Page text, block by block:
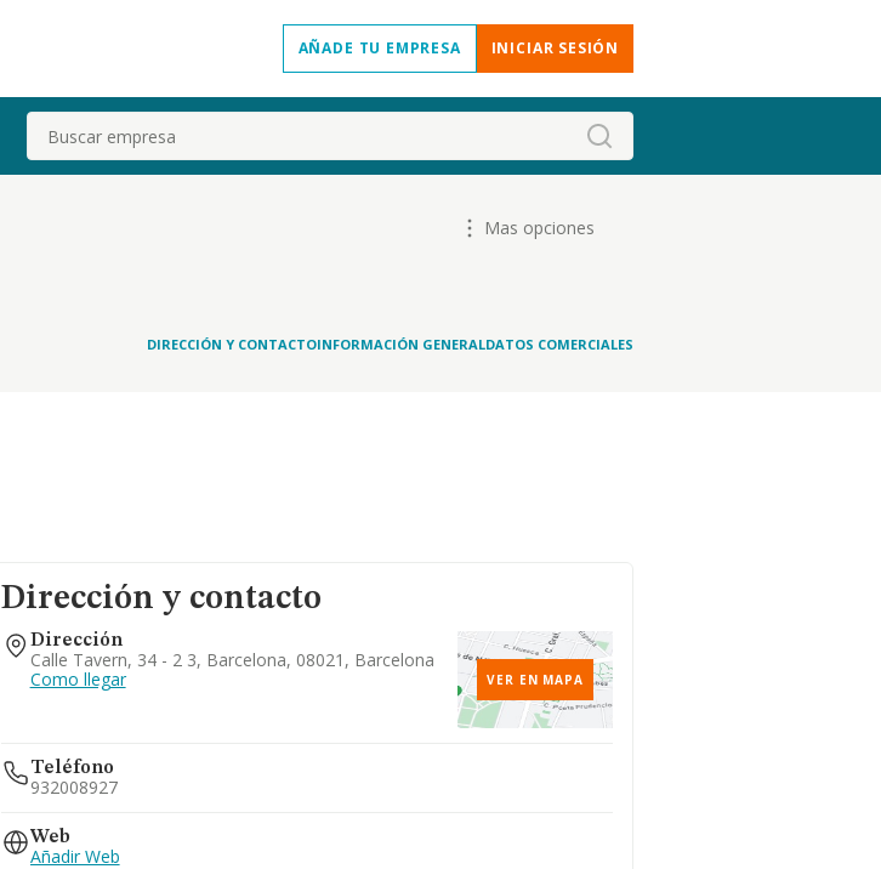
AÑADE TU EMPRESA INICIAR SESIÓN
Buscar
Mas opciones
DIRECCIÓN Y CONTACTOINFORMACIÓN GENERALDATOS COMERCIALES
Dirección y contacto
Dirección
Calle Tavern, 34 - 2 3, Barcelona, 08021, Barcelona
Como llegar
VER EN MAPA
Teléfono
932008927
Web
Añadir Web